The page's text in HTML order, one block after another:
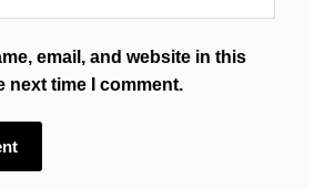
email, and website in this
next time I comment.